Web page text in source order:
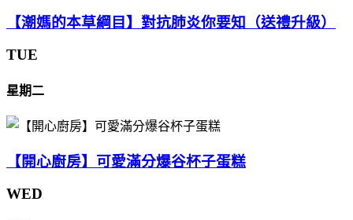
【潮媽的本草綱目】對抗肺炎你要知（送禮升級）
TUE
星期二
【開心廚房】可愛滿分爆谷杯子蛋糕
WED